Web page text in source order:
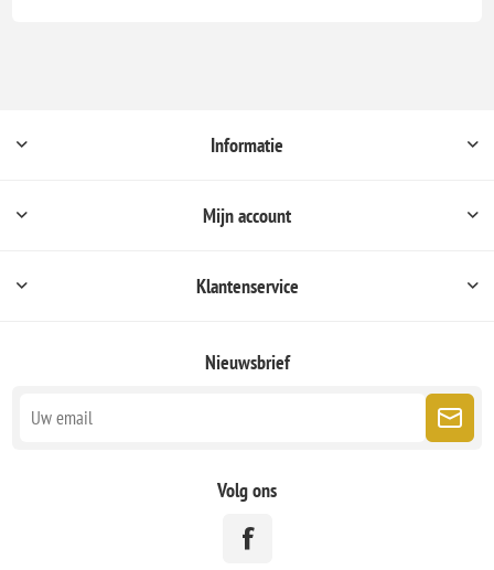
Informatie
Mijn account
Klantenservice
Nieuwsbrief
Volg ons